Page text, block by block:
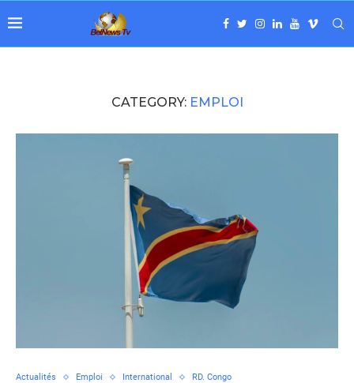
CATEGORY: EMPLOI
Actualités Emploi International RD. Congo